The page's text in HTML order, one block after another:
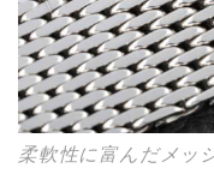
柔軟性に富んだメッ